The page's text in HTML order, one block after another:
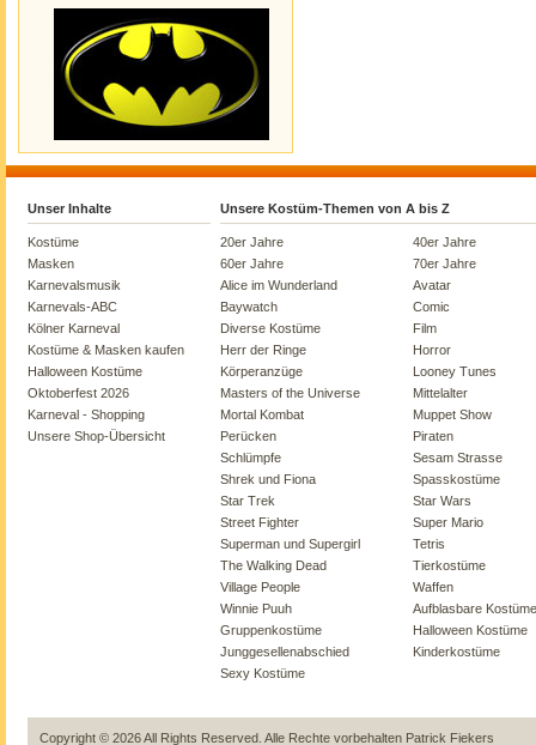
Unser Inhalte
Kostüme
Masken
Karnevalsmusik
Karnevals-ABC
Kölner Karneval
Kostüme & Masken kaufen
Halloween Kostüme
Oktoberfest 2026
Karneval - Shopping
Unsere Shop-Übersicht
Unsere Kostüm-Themen von A bis Z
20er Jahre
40er Jahre
60er Jahre
70er Jahre
Alice im Wunderland
Avatar
Baywatch
Comic
Diverse Kostüme
Film
Herr der Ringe
Horror
Körperanzüge
Looney Tunes
Masters of the Universe
Mittelalter
Mortal Kombat
Muppet Show
Perücken
Piraten
Schlümpfe
Sesam Strasse
Shrek und Fiona
Spasskostüme
Star Trek
Star Wars
Street Fighter
Super Mario
Superman und Supergirl
Tetris
The Walking Dead
Tierkostüme
Village People
Waffen
Winnie Puuh
Aufblasbare Kostüme
Gruppenkostüme
Halloween Kostüme
Junggesellenabschied
Kinderkostüme
Sexy Kostüme
Copyright © 2026 All Rights Reserved. Alle Rechte vorbehalten Patrick Fiekers